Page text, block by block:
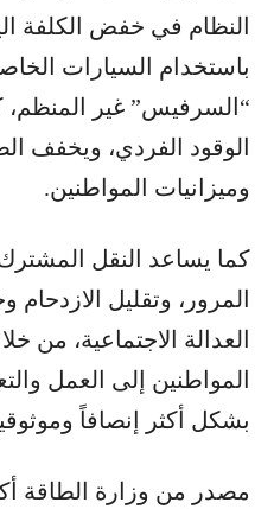
النظام في خفض الكلفة
باستخدام السيارات
“السرفيس” غير المنظم،
الوقود الفردي، ويخفف
وميزانيات المواطنين.
كما يساعد النقل
المرور، وتقليل
العدالة الاجتماعية،
المواطنين إلى العمل
بشكل أكثر إنصافاً
مصدر من وزارة الطاقة